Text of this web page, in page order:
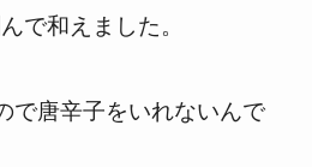
で和えました。
で唐辛子をいれないんで